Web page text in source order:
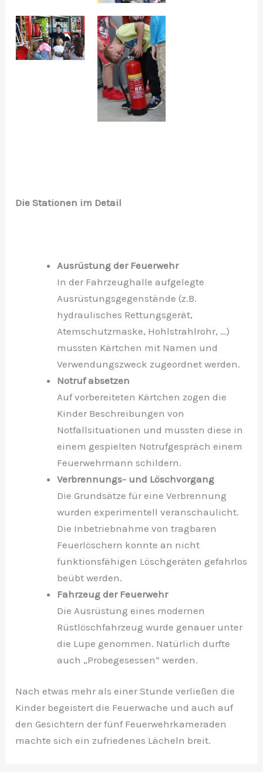
Die Stationen im Detail
Ausrüstung der Feuerwehr
In der Fahrzeughalle aufgelegte
Ausrüstungsgegenstände (z.B.
hydraulisches Rettungsgerät,
Atemschutzmaske, Hohlstrahlrohr, …)
mussten Kärtchen mit Namen und
Verwendungszweck zugeordnet werden.
Notruf absetzen
Auf vorbereiteten Kärtchen zogen die
Kinder Beschreibungen von
Notfallsituationen und mussten diese in
einem gespielten Notrufgespräch einem
Feuerwehrmann schildern.
Verbrennungs- und Löschvorgang
Die Grundsätze für eine Verbrennung
wurden experimentell veranschaulicht.
Die Inbetriebnahme von tragbaren
Feuerlöschern konnte an nicht
funktionsfähigen Löschgeräten gefahrlos
beübt werden.
Fahrzeug der Feuerwehr
Die Ausrüstung eines modernen
Rüstlöschfahrzeug wurde genauer unter
die Lupe genommen. Natürlich durfte
auch „Probegesessen“ werden.
Nach etwas mehr als einer Stunde verließen die
Kinder begeistert die Feuerwache und auch auf
den Gesichtern der fünf Feuerwehrkameraden
machte sich ein zufriedenes Lächeln breit.